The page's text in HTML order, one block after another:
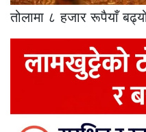
तोलामा ८ हजार रूपैयाँ